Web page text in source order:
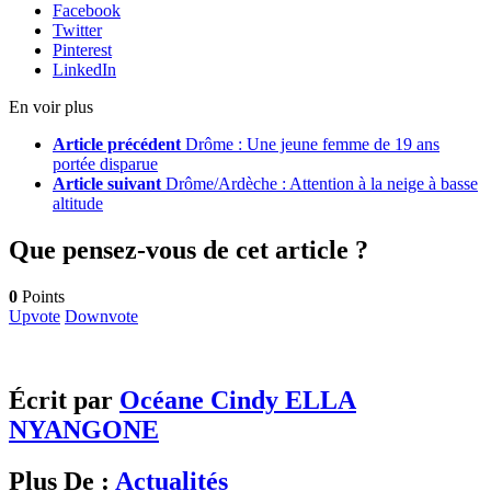
Facebook
Twitter
Pinterest
LinkedIn
En voir plus
Article précédent Drôme : Une jeune femme de 19 ans
portée disparue
Article suivant Drôme/Ardèche : Attention à la neige à basse
altitude
Que pensez-vous de cet article ?
0 Points
Upvote Downvote
Écrit par Océane Cindy ELLA
NYANGONE
Plus De : Actualités